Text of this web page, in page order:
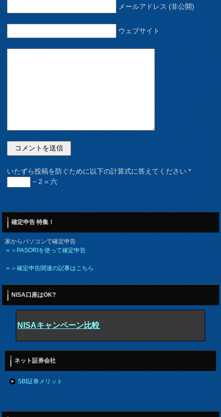
メールアドレス (非公開)
ウェブサイト
いたずら投稿を防ぐために以下の計算式に答えてください*
− 2 = 六
確定申告 特集！
家からパソコンで確定申告
＝＞PASORIを使って確定申告
＝＞確定申告関連の記事はこちら
NISA口座はOK?
NISAキャンペーン比較
ネット証券会社
SBI証券メリット